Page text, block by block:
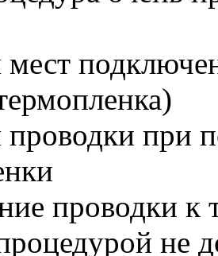
проводки к
не